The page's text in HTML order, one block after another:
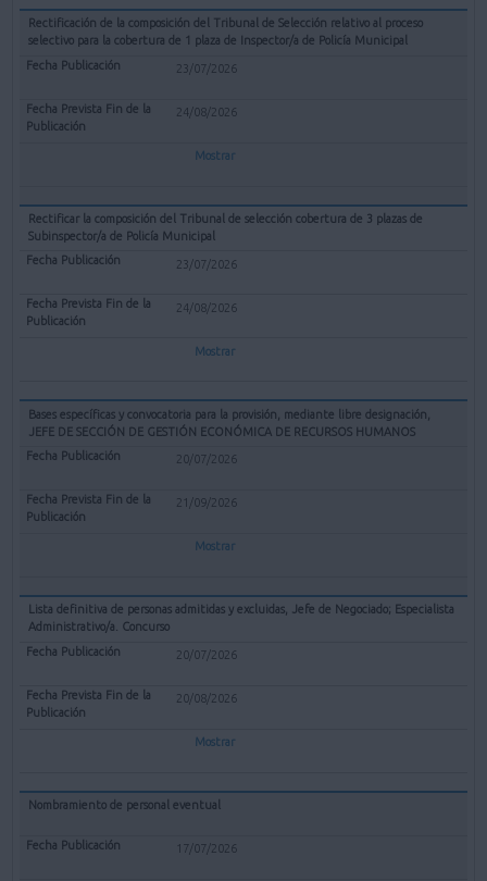
Rectificación de la composición del Tribunal de Selección relativo al proceso
selectivo para la cobertura de 1 plaza de Inspector/a de Policía Municipal
23/07/2026
24/08/2026
Mostrar
Rectificar la composición del Tribunal de selección cobertura de 3 plazas de
Subinspector/a de Policía Municipal
23/07/2026
24/08/2026
Mostrar
Bases específicas y convocatoria para la provisión, mediante libre designación,
JEFE DE SECCIÓN DE GESTIÓN ECONÓMICA DE RECURSOS HUMANOS
20/07/2026
21/09/2026
Mostrar
Lista definitiva de personas admitidas y excluidas, Jefe de Negociado; Especialista
Administrativo/a. Concurso
20/07/2026
20/08/2026
Mostrar
Nombramiento de personal eventual
17/07/2026